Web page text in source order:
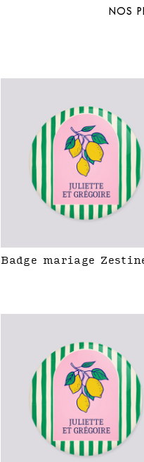
NOS
Badge mariage